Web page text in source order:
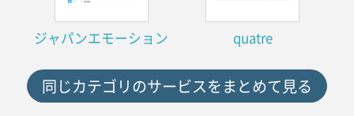
ジャパンエモーション quatre
同じカテゴリのサービスをまとめて見る